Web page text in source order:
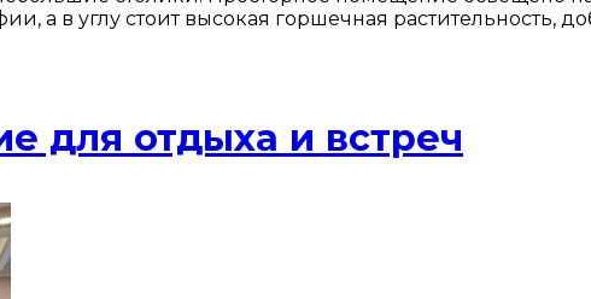
а в углу стоит высокая горшечная растительность,
для отдыха и встреч